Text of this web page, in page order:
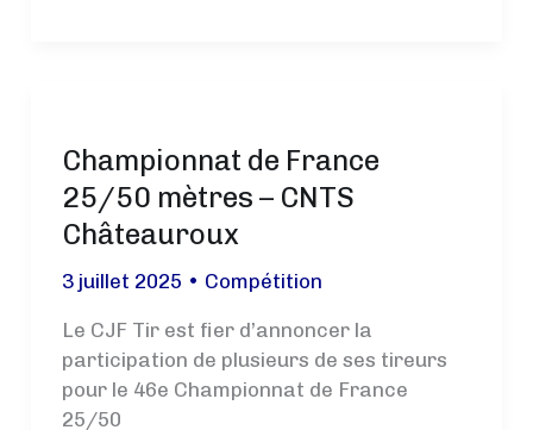
–
Division 2
Championnat de France
25/50 mètres – CNTS
Châteauroux
3 juillet 2025 • Compétition
Le CJF Tir est fier d’annoncer la
participation de plusieurs de ses tireurs
pour le 46e Championnat de France
25/50